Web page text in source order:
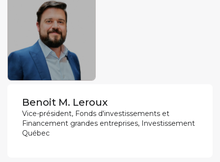
Benoit M. Leroux
Vice-président, Fonds d'investissements et
Financement grandes entreprises, Investissement
Québec